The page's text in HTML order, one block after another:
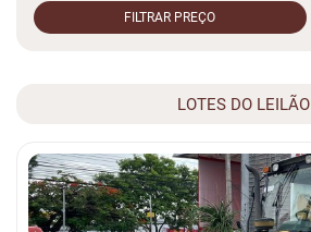
FILTRAR PREÇO
LOTES DO LEILÃO